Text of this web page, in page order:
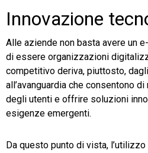
Innovazione
Alle aziende non basta avere un
di essere organizzazioni
competitivo deriva, piuttosto,
all’avanguardia che consentono
degli utenti e offrire soluzioni
esigenze emergenti.
Da questo punto di vista, l’utilizzo